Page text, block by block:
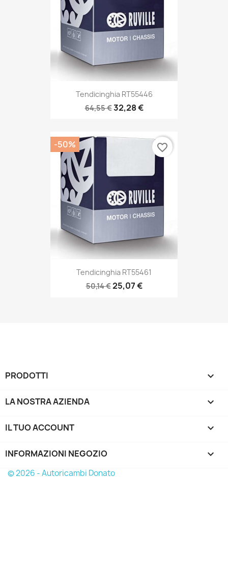
Tendicinghia RT55446
64,55 €32,28 €
Tendicinghia RT55461
50,14 €25,07 €
-50% favorite_border
PRODOTTI 
LA NOSTRA AZIENDA 
IL TUO ACCOUNT 
INFORMAZIONI NEGOZIO keyboard_arrow_down
© 2026 - Autoricambi Donato